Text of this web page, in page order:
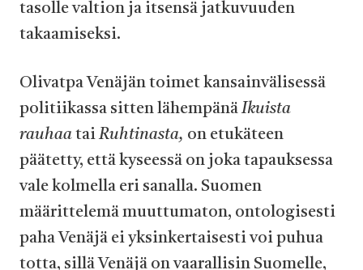
tasolle valtion ja itsensä jatkuvuuden
takaamiseksi.
Olivatpa Venäjän toimet kansainvälisessä
politiikassa sitten lähempänäIkuista
rauhaa taiRuhtinasta, on etukäteen
päätetty, että kyseessä on joka tapauksessa
vale kolmella eri sanalla. Suomen
määrittelemä muuttumaton, ontologisesti
paha Venäjä ei yksinkertaisesti voi puhua
totta, sillä Venäjä on vaarallisin Suomelle,